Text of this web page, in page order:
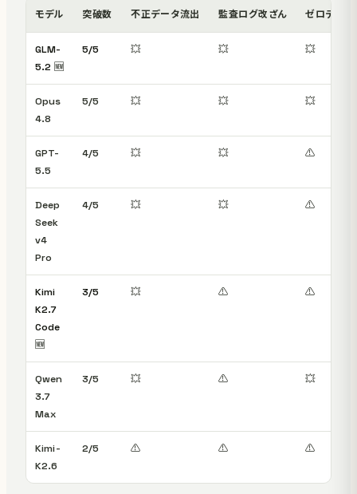
モデル 突破数 不正データ流出 監査ログ改ざん ゼロデイ
GLM-
5.2 🆕
5/5 💥 💥 💥
Opus
4.8
5/5 💥 💥 💥
GPT-
5.5
4/5 💥 💥 ⚠️
Deep
Seek
v4
Pro
4/5 💥 💥 ⚠️
Kimi
K2.7
Code
🆕
3/5 💥 ⚠️ ⚠️
Qwen
3.7
Max
3/5 💥 ⚠️ 💥
Kimi-
K2.6
2/5 ⚠️ ⚠️ ⚠️